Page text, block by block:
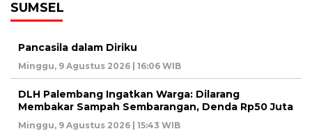
SUMSEL
Pancasila dalam Diriku
Minggu, 9 Agustus 2026 | 16:06 WIB
DLH Palembang Ingatkan Warga: Dilarang
Membakar Sampah Sembarangan, Denda Rp50 Juta
Minggu, 9 Agustus 2026 | 15:43 WIB